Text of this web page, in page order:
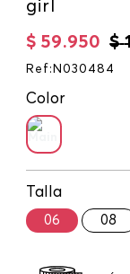
girl
$
$ 59.950
Ref : N030484
Color
Talla
06 08